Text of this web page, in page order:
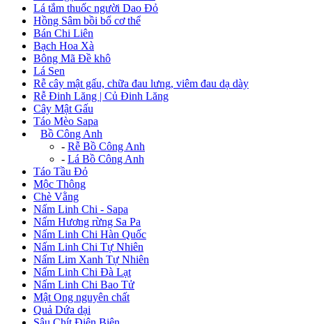
Lá tắm thuốc người Dao Đỏ
Hồng Sâm bồi bổ cơ thể
Bán Chi Liên
Bạch Hoa Xà
Bông Mã Đề khô
Lá Sen
Rễ cây mật gấu, chữa đau lưng, viêm đau dạ dày
Rễ Đinh Lăng | Củ Đinh Lăng
Cây Mật Gấu
Táo Mèo Sapa
Bồ Công Anh
- Rễ Bồ Công Anh
- Lá Bồ Công Anh
Táo Tầu Đỏ
Mộc Thông
Chè Vằng
Nấm Linh Chi - Sapa
Nấm Hương rừng Sa Pa
Nấm Linh Chi Hàn Quốc
Nấm Linh Chi Tự Nhiên
Nấm Lim Xanh Tự Nhiên
Nấm Linh Chi Đà Lạt
Nấm Linh Chi Bao Tử
Mật Ong nguyên chất
Quả Dứa dại